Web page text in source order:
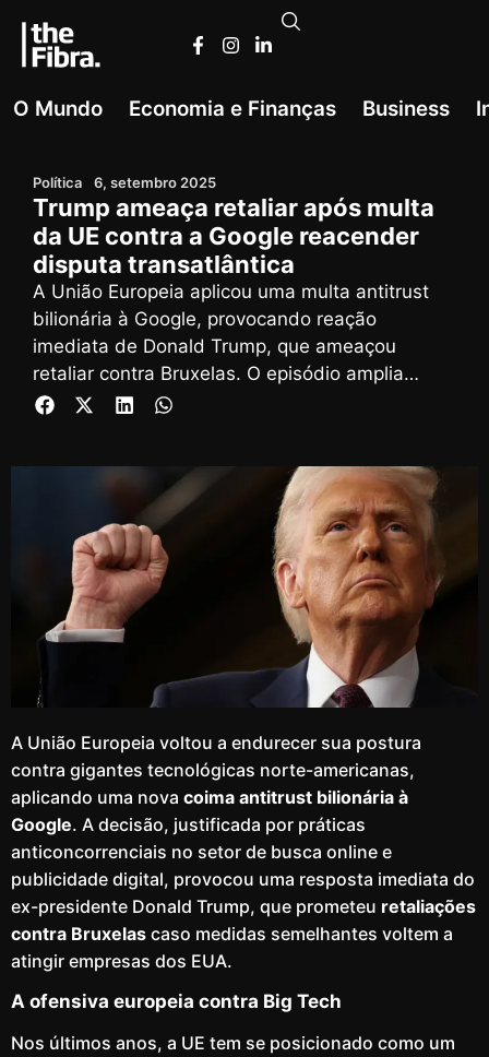
O Mundo Economia e Finanças Business
Política 6, setembro 2025
Trump ameaça retaliar após multa
da UE contra a Google reacender
disputa transatlântica
A União Europeia aplicou uma multa antitrust
bilionária à Google, provocando reação
imediata de Donald Trump, que ameaçou
retaliar contra Bruxelas. O episódio amplia
tensões comerciais e coloca em disputa a
A União Europeia voltou a endurecer sua postura
contra gigantes tecnológicas norte-americanas,
aplicando uma nova coima antitrust bilionária à
Google. A decisão, justificada por práticas
anticoncorrenciais no setor de busca online e
publicidade digital, provocou uma resposta imediata do
ex-presidente Donald Trump, que prometeu retaliações
contra Bruxelas caso medidas semelhantes voltem a
atingir empresas dos EUA.
A ofensiva europeia contra Big Tech
Nos últimos anos, a UE tem se posicionado como um